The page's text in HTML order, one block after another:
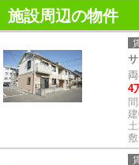
施設周辺の物件
4